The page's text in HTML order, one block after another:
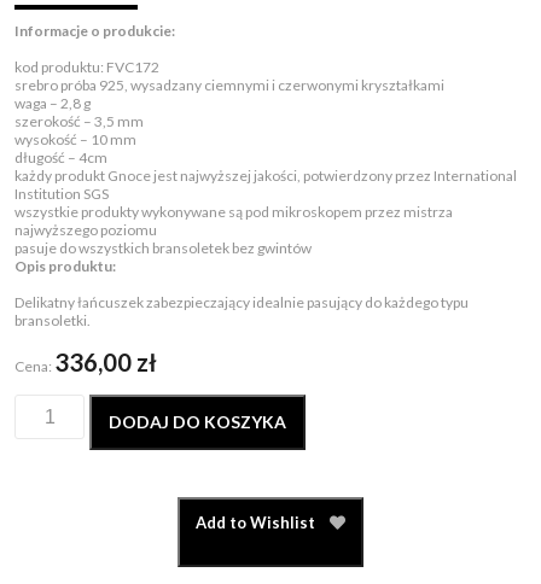
Informacje o produkcie:
kod produktu: FVC172
srebro próba 925, wysadzany ciemnymi i czerwonymi kryształkami
waga – 2,8 g
szerokość – 3,5 mm
wysokość – 10 mm
długość – 4cm
każdy produkt Gnoce jest najwyższej jakości, potwierdzony przez International
Institution SGS
wszystkie produkty wykonywane są pod mikroskopem przez mistrza
najwyższego poziomu
pasuje do wszystkich bransoletek bez gwintów
Opis produktu:
Delikatny łańcuszek zabezpieczający idealnie pasujący do każdego typu
bransoletki.
Cena: 336,00 zł
DODAJ DO KOSZYKA
Add to Wishlist